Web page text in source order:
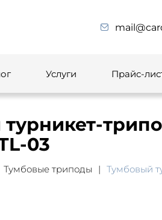
Услуги Прайс-
03
Тумбовые триподы Тумбовый